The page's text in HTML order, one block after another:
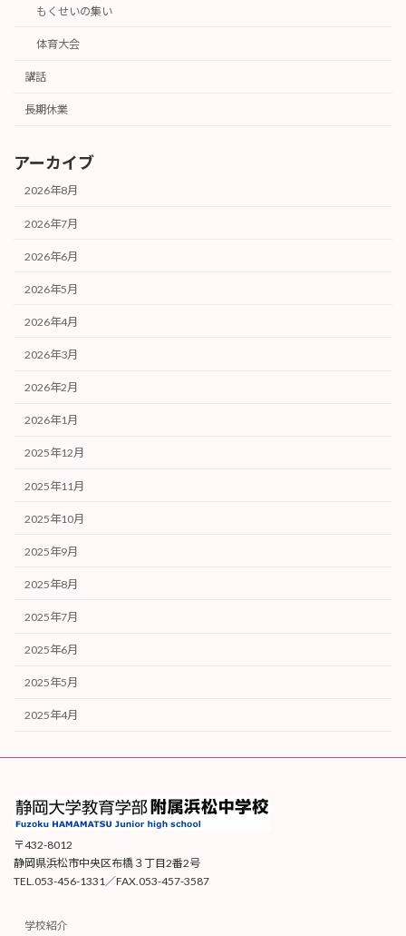
もくせいの集い
体育大会
講話
長期休業
アーカイブ
2026年8月
2026年7月
2026年6月
2026年5月
2026年4月
2026年3月
2026年2月
2026年1月
2025年12月
2025年11月
2025年10月
2025年9月
2025年8月
2025年7月
2025年6月
2025年5月
2025年4月
〒432-8012
静岡県浜松市中央区布橋３丁目2番2号
TEL.053-456-1331／FAX.053-457-3587
学校紹介